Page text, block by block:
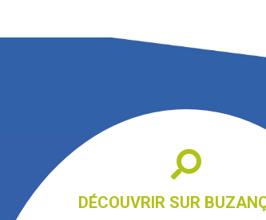
DÉCOUVRIR SUR